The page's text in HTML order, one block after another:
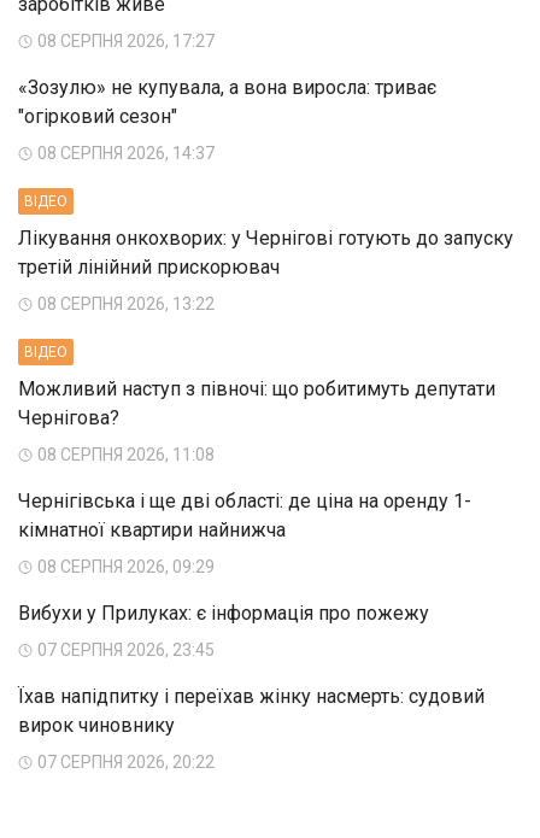
08 СЕРПНЯ 2026, 17:27
«Зозулю» не купувала, а вона виросла: триває
"огірковий сезон"
08 СЕРПНЯ 2026, 14:37
ВIДЕО
Лікування онкохворих: у Чернігові готують до запуску
третій лінійний прискорювач
08 СЕРПНЯ 2026, 13:22
ВIДЕО
Можливий наступ з півночі: що робитимуть депутати
Чернігова?
08 СЕРПНЯ 2026, 11:08
Чернігівська і ще дві області: де ціна на оренду 1-
кімнатної квартири найнижча
08 СЕРПНЯ 2026, 09:29
Вибухи у Прилуках: є інформація про пожежу
07 СЕРПНЯ 2026, 23:45
Їхав напідпитку і переїхав жінку насмерть: судовий
вирок чиновнику
07 СЕРПНЯ 2026, 20:22